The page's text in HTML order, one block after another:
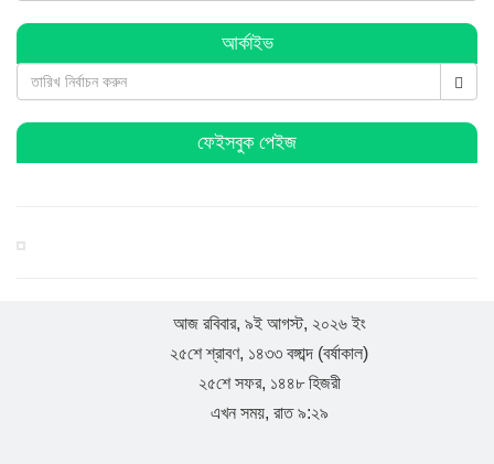
বিশ্বনাথে প্রবাসী ওয়েলফেয়ার এসোসিয়েশনের কমিটি গঠন
সম্পাদক কানু
হিন্দু-মুসলমান সবাই মিলে ঐক্যবদ্ধভাবে দেশকে এগিয়ে নিয়ে যাই:
আর্কাইভ
ফেইসবুক পেইজ
আজ রবিবার, ৯ই আগস্ট, ২০২৬ ইং
২৫শে শ্রাবণ, ১৪৩৩ বঙ্গাব্দ (বর্ষাকাল)
২৫শে সফর, ১৪৪৮ হিজরী
এখন সময়, রাত ৯:২৯